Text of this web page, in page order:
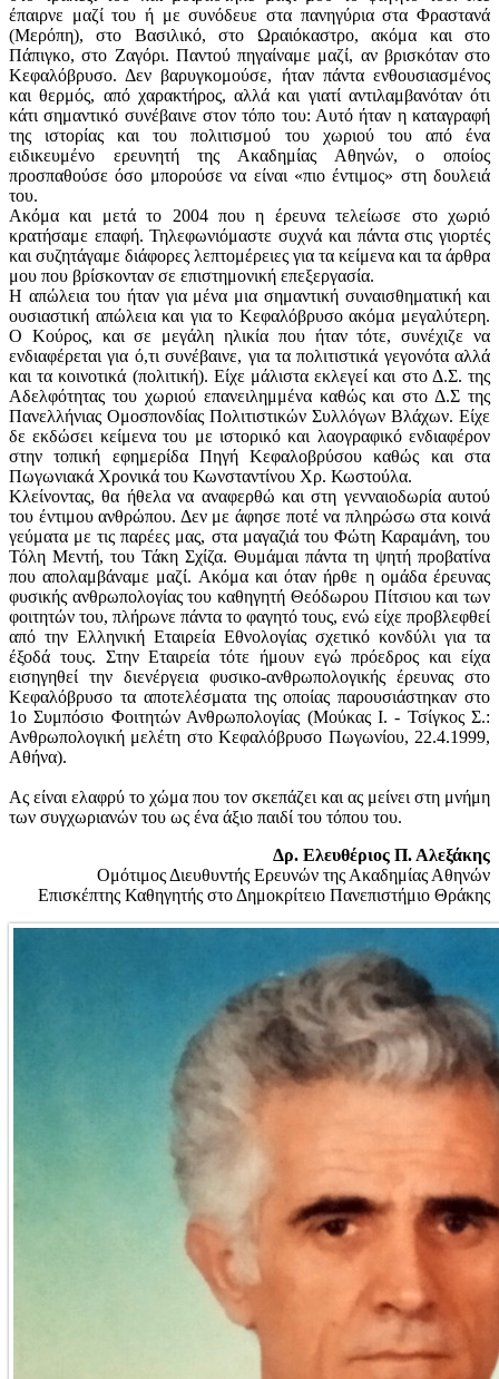
έπαιρνε μαζί του ή με συνόδευε στα πανηγύρια στα Φραστανά
(Μερόπη), στο Βασιλικό, στο Ωραιόκαστρο, ακόμα και στο
Πάπιγκο, στο Ζαγόρι. Παντού πηγαίναμε μαζί, αν βρισκόταν στο
Κεφαλόβρυσο. Δεν βαρυγκομούσε, ήταν πάντα ενθουσιασμένος
και θερμός, από χαρακτήρος, αλλά και γιατί αντιλαμβανόταν ότι
κάτι σημαντικό συνέβαινε στον τόπο του: Αυτό ήταν η καταγραφή
της ιστορίας και του πολιτισμού του χωριού του από ένα
ειδικευμένο ερευνητή της Ακαδημίας Αθηνών, ο οποίος
προσπαθούσε όσο μπορούσε να είναι «πιο έντιμος» στη δουλειά
του.
Ακόμα και μετά το 2004 που η έρευνα τελείωσε στο χωριό
κρατήσαμε επαφή. Τηλεφωνιόμαστε συχνά και πάντα στις γιορτές
και συζητάγαμε διάφορες λεπτομέρειες για τα κείμενα και τα άρθρα
μου που βρίσκονταν σε επιστημονική επεξεργασία.
Η απώλεια του ήταν για μένα μια σημαντική συναισθηματική και
ουσιαστική απώλεια και για το Κεφαλόβρυσο ακόμα μεγαλύτερη.
Ο Κούρος, και σε μεγάλη ηλικία που ήταν τότε, συνέχιζε να
ενδιαφέρεται για ό,τι συνέβαινε, για τα πολιτιστικά γεγονότα αλλά
και τα κοινοτικά (πολιτική). Είχε μάλιστα εκλεγεί και στο Δ.Σ. της
Αδελφότητας του χωριού επανειλημμένα καθώς και στο Δ.Σ της
Πανελλήνιας Ομοσπονδίας Πολιτιστικών Συλλόγων Βλάχων. Είχε
δε εκδώσει κείμενα του με ιστορικό και λαογραφικό ενδιαφέρον
στην τοπική εφημερίδα Πηγή Κεφαλοβρύσου καθώς και στα
Πωγωνιακά Χρονικά του Κωνσταντίνου Χρ. Κωστούλα.
Κλείνοντας, θα ήθελα να αναφερθώ και στη γενναιοδωρία αυτού
του έντιμου ανθρώπου. Δεν με άφησε ποτέ να πληρώσω στα κοινά
γεύματα με τις παρέες μας, στα μαγαζιά του Φώτη Καραμάνη, του
Τόλη Μεντή, του Τάκη Σχίζα. Θυμάμαι πάντα τη ψητή προβατίνα
που απολαμβάναμε μαζί. Ακόμα και όταν ήρθε η ομάδα έρευνας
φυσικής ανθρωπολογίας του καθηγητή Θεόδωρου Πίτσιου και των
φοιτητών του, πλήρωνε πάντα το φαγητό τους, ενώ είχε προβλεφθεί
από την Ελληνική Εταιρεία Εθνολογίας σχετικό κονδύλι για τα
έξοδά τους. Στην Εταιρεία τότε ήμουν εγώ πρόεδρος και είχα
εισηγηθεί την διενέργεια φυσικο-ανθρωπολογικής έρευνας στο
Κεφαλόβρυσο τα αποτελέσματα της οποίας παρουσιάστηκαν στο
1ο Συμπόσιο Φοιτητών Ανθρωπολογίας (Μούκας Ι. - Τσίγκος Σ.:
Ανθρωπολογική μελέτη στο Κεφαλόβρυσο Πωγωνίου, 22.4.1999,
Αθήνα).
Ας είναι ελαφρύ το χώμα που τον σκεπάζει και ας μείνει στη μνήμη
των συγχωριανών του ως ένα άξιο παιδί του τόπου του.
Δρ. Ελευθέριος Π. Αλεξάκης
Ομότιμος Διευθυντής Ερευνών της Ακαδημίας Αθηνών
Επισκέπτης Καθηγητής στο Δημοκρίτειο Πανεπιστήμιο Θράκης